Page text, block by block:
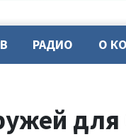
РАДИО О